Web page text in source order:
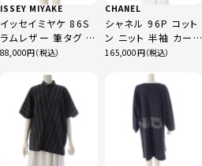
ISSEY MIYAKE
イッセイミヤケ 86S
ラムレザー 筆タグ ジ
ャケット アウター
88,000
CHANEL
シャネル 96P コット
ン ニット 半袖 カーデ
ィガン トップス
ラック×ホワイト 42
165,000